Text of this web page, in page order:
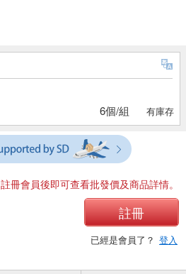
6個/組 有庫存
註冊會員後即可查看批發價及商品詳情。
註冊
已經是會員了？ 登入